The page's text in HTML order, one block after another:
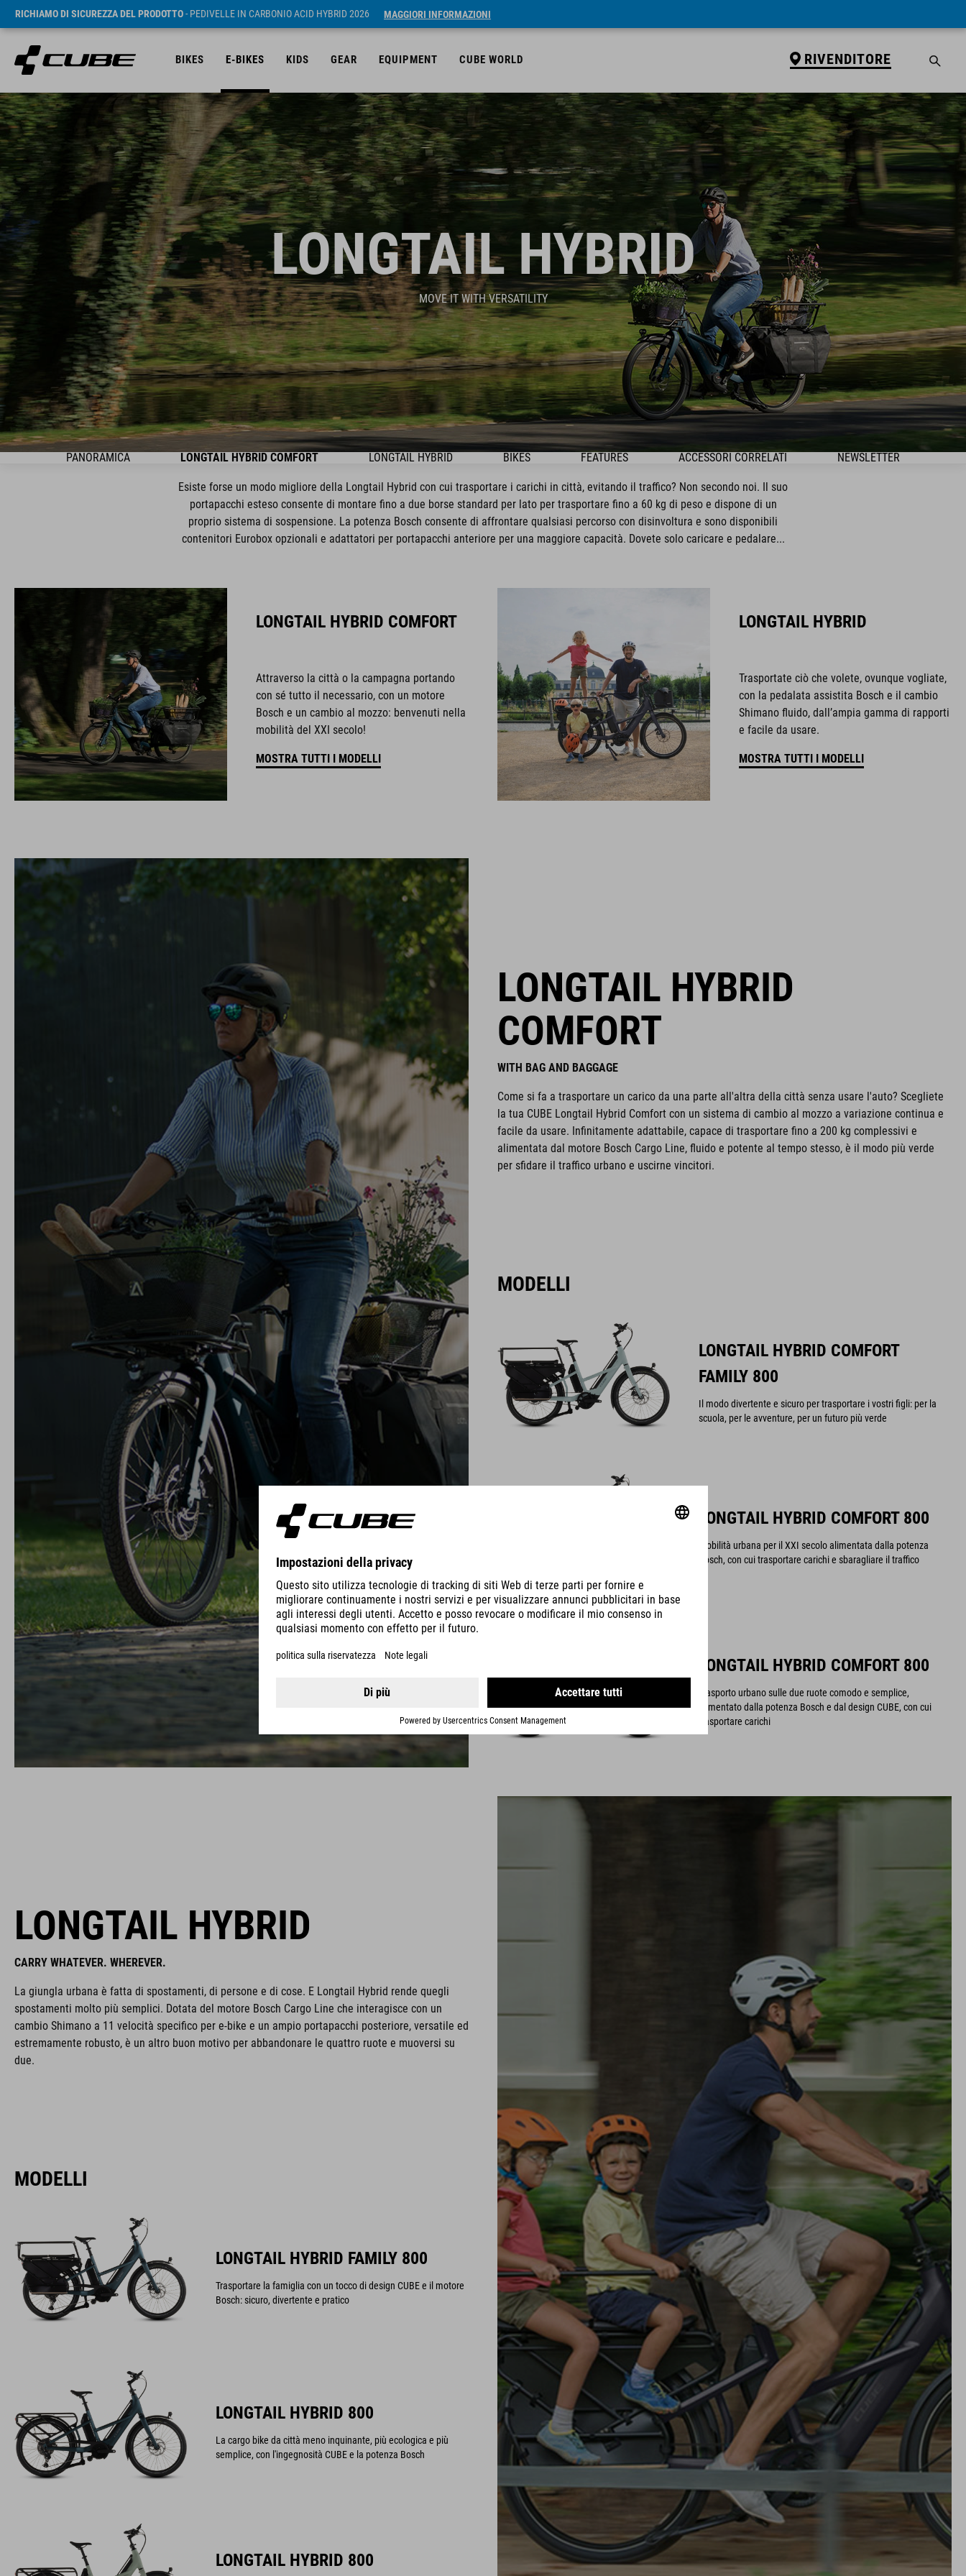
RICHIAMO DI SICUREZZA DEL PRODOTTO- PEDIVELLE IN CARBONIO ACID HYBRID 2026 MAGGIORI INFORMAZIONI
BIKES E-BIKES KIDS GEAR EQUIPMENT CUBE WORLD RIVENDITORE
LONGTAIL HYBRID
MOVE IT WITH VERSATILITY
PANORAMICA LONGTAIL HYBRID COMFORT LONGTAIL HYBRID BIKES FEATURES ACCESSORI CORRELATI NEWSLETTER
Esiste forse un modo migliore della Longtail Hybrid con cui trasportare i carichi in città, evitando il traffico? Non secondo noi. Il suo
portapacchi esteso consente di montare fino a due borse standard per lato per trasportare fino a 60 kg di peso e dispone di un
proprio sistema di sospensione. La potenza Bosch consente di affrontare qualsiasi percorso con disinvoltura e sono disponibili
contenitori Eurobox opzionali e adattatori per portapacchi anteriore per una maggiore capacità. Dovete solo caricare e pedalare...
LONGTAIL HYBRID COMFORT
Attraverso la città o la campagna portando
con sé tutto il necessario, con un motore
Bosch e un cambio al mozzo: benvenuti nella
mobilità del XXI secolo!
MOSTRA TUTTI I MODELLI
LONGTAIL HYBRID
Trasportate ciò che volete, ovunque vogliate,
con la pedalata assistita Bosch e il cambio
Shimano fluido, dall’ampia gamma di rapporti
e facile da usare.
MOSTRA TUTTI I MODELLI
LONGTAIL HYBRID
COMFORT
WITH BAG AND BAGGAGE
Come si fa a trasportare un carico da una parte all'altra della città senza usare l'auto? Scegliete
la tua CUBE Longtail Hybrid Comfort con un sistema di cambio al mozzo a variazione continua e
facile da usare. Infinitamente adattabile, capace di trasportare fino a 200 kg complessivi e
alimentata dal motore Bosch Cargo Line, fluido e potente al tempo stesso, è il modo più verde
per sfidare il traffico urbano e uscirne vincitori.
MODELLI
LONGTAIL HYBRID COMFORT
FAMILY 800
Il modo divertente e sicuro per trasportare i vostri figli: per la
scuola, per le avventure, per un futuro più verde
LONGTAIL HYBRID COMFORT 800
Mobilità urbana per il XXI secolo alimentata dalla potenza
Bosch, con cui trasportare carichi e sbaragliare il traffico
LONGTAIL HYBRID COMFORT 800
Trasporto urbano sulle due ruote comodo e semplice,
alimentato dalla potenza Bosch e dal design CUBE, con cui
trasportare carichi
LONGTAIL HYBRID
CARRY WHATEVER. WHEREVER.
La giungla urbana è fatta di spostamenti, di persone e di cose. E Longtail Hybrid rende quegli
spostamenti molto più semplici. Dotata del motore Bosch Cargo Line che interagisce con un
cambio Shimano a 11 velocità specifico per e-bike e un ampio portapacchi posteriore, versatile ed
estremamente robusto, è un altro buon motivo per abbandonare le quattro ruote e muoversi su
due.
MODELLI
LONGTAIL HYBRID FAMILY 800
Trasportare la famiglia con un tocco di design CUBE e il motore
Bosch: sicuro, divertente e pratico
LONGTAIL HYBRID 800
La cargo bike da città meno inquinante, più ecologica e più
semplice, con l'ingegnosità CUBE e la potenza Bosch
LONGTAIL HYBRID 800